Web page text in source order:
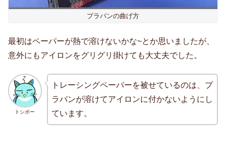
プラバンの曲げ方
最初はペーパーが熱で溶けないかな~とか思いましたが、
意外にもアイロンをグリグリ掛けても大丈夫でした。
トシボー
トレーシングペーパーを被せているのは、プ
ラバンが溶けてアイロンに付かないようにし
ています。